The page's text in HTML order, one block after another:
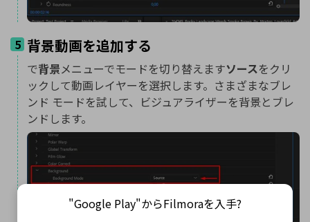
5 背景動画を追加する
で背景メニューでモードを切り替えますソースをクリ
ックして動画レイヤーを選択します。さまざまなブレ
ンド モードを試して、ビジュアライザーを背景とブレ
ンドします。
"Google Play"からFilmoraを入手?